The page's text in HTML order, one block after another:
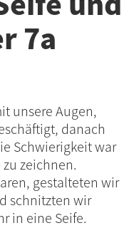
7a
unsere Augen,
danach
Schwierigkeit war
zeichnen.
gestalteten wir
schnitzten wir
in eine Seife.